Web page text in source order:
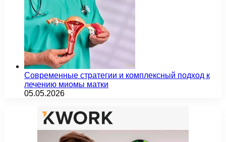
Современные стратегии и комплексный подход к
лечению миомы матки
05.05.2026